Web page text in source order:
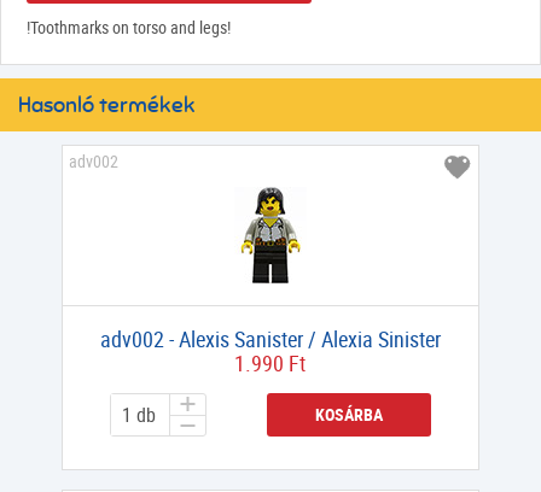
!Toothmarks on torso and legs!
Hasonló termékek
adv002 - Alexis Sanister / Alexia Sinister
1.990 Ft
KOSÁRBA
adv002